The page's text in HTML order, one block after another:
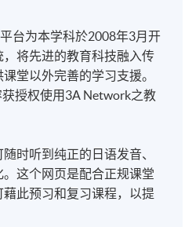
台为本学科於2008年3月开
将先进的教育科技融入传
堂以外完善的学习支援。
获授权使用3A Network之教
时听到纯正的日语发音、
这个网页是配合正规课堂
此预习和复习课程，以提